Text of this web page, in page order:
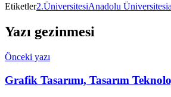
Etiketler2.ÜniversitesiAnadolu Üniversitesi
Yazı gezinmesi
Önceki yazı
Grafik Tasarımı, Tasarım